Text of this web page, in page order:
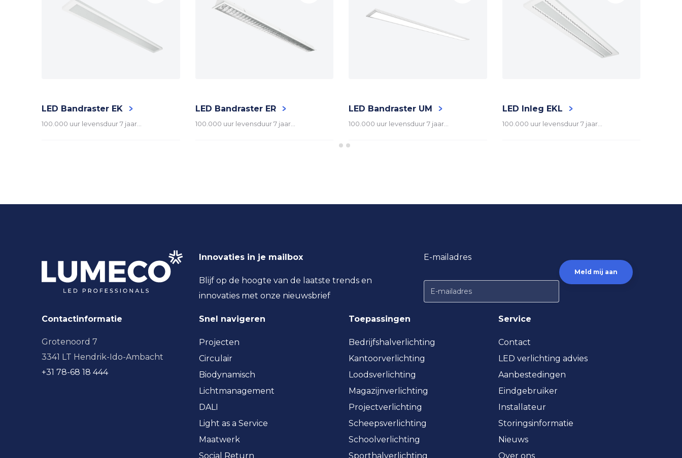
HELVAR of vergelijkbaar
Aansluiting
GST18 Male (invoer) & Female (uitvoer)
LED Bandraster EK
100.000 uur levensduur 7 jaar…
LED Bandraster ER
100.000 uur levensduur 7 jaar…
LED Bandraster UM
100.000 uur levensduur 7 jaar…
LED Inleg EKL
100.000 uur levensduur 7 jaar…
Innovaties in je mailbox
Blijf op de hoogte van de laatste trends en
innovaties met onze nieuwsbrief
E-mailadres
Contactinformatie
Grotenoord 7
3341 LT Hendrik-Ido-Ambacht
+31 78-68 18 444
Snel navigeren
Projecten
Circulair
Biodynamisch
Lichtmanagement
DALI
Light as a Service
Maatwerk
Social Return
Toepassingen
Bedrijfshalverlichting
Kantoorverlichting
Loodsverlichting
Magazijnverlichting
Projectverlichting
Scheepsverlichting
Schoolverlichting
Sporthalverlichting
Service
Contact
LED verlichting advies
Aanbestedingen
Eindgebruiker
Installateur
Storingsinformatie
Nieuws
Over ons